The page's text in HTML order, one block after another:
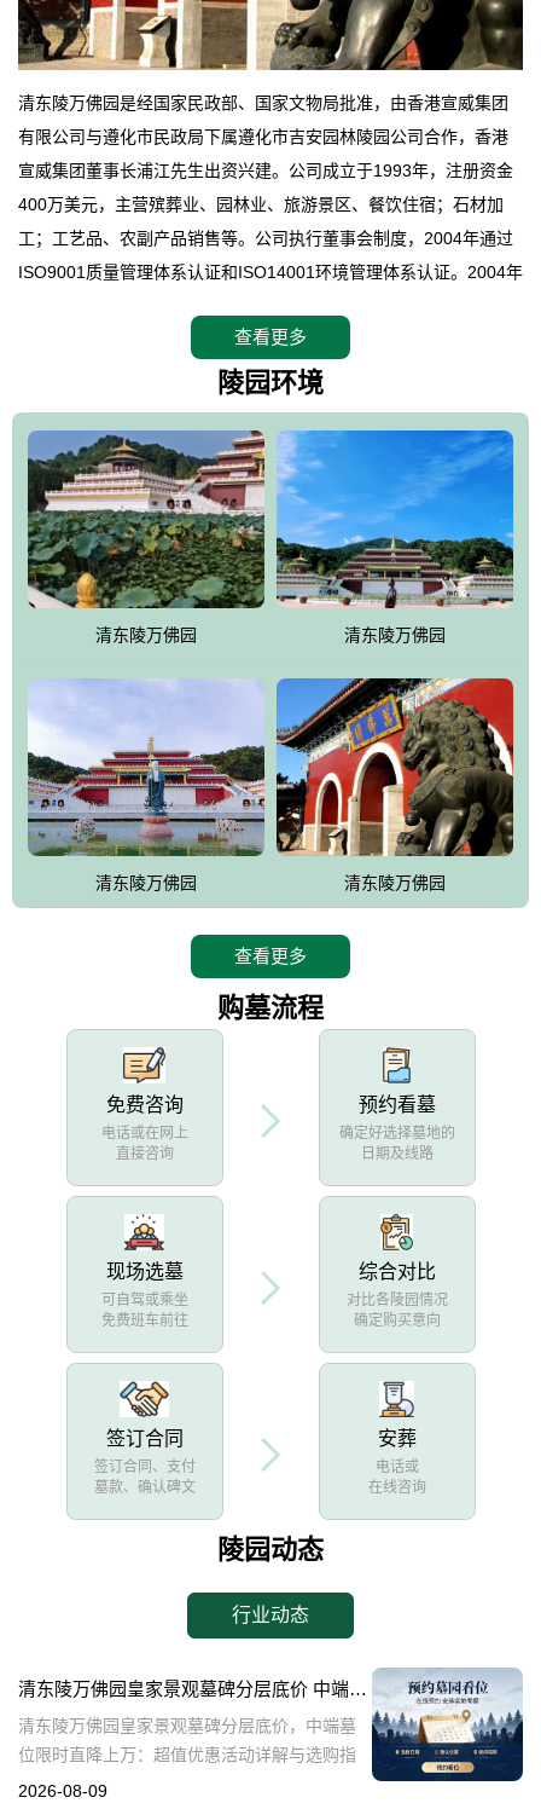
清东陵万佛园是经国家民政部、国家文物局批准，由香港宣威集团
有限公司与遵化市民政局下属遵化市吉安园林陵园公司合作，香港
宣威集团董事长浦江先生出资兴建。公司成立于1993年，注册资金
400万美元，主营殡葬业、园林业、旅游景区、餐饮住宿；石材加
工；工艺品、农副产品销售等。公司执行董事会制度，2004年通过
ISO9001质量管理体系认证和ISO14001环境管理体系认证。2004年
拥有4A级旅游区头衔的花园式陵园，园内建有四星级酒店一座。
万佛园位于遵化市境内，座落在世界文化遗产清东陵地形墙内，地
形绝佳，地理位置优越，交通便利。公司以“建设全国顶级人生后花
园、打造佛教精品旅游圣地”为目标，以海外归侨、国内外知名人士
的墓地安葬、祭祀吊亡并结合旅游参观构成其主要使用功能；以苍
郁绚丽、优雅宜人的园林景观构成其外部形象。通过墓园建设与造
园手法相结合的默契操作，建成一处特色鲜明、服务周全、环境优
美、民族风格突出，与周边文物古迹交相呼应的极具吸引力的花园
式园林。
万佛园工程一期占地448亩，目前完成投资近12亿元人民币，园区采
用全仿古式建筑，寻求与世界文化遗产地清东陵的和谐统一，在园
区建设中寻求陵园建设与景区建设的有机融合，充分发挥独一无二
的地形优势，打造现代艺术园林，建设旅游景观、寺庙、酒店等综
合服务设施，服务于陵园经营，使企业的多元化经营项目相互依
托、相互促进，园区绿化覆盖率达90%。
设计建造各种墓地墓位3万个；主体建筑金宝塔，墓位容量8万个，
能适应不同消费阶层的需求，为客户提供墓碑设计制作服务、特色
查看更多
陵园环境
清东陵万佛园 清东陵万佛园
清东陵万佛园 清东陵万佛园
查看更多
购墓流程
免费咨询
电话或在网上
直接咨询
预约看墓
确定好选择墓地的
日期及线路
现场选墓
可自驾或乘坐
免费班车前往
综合对比
对比各陵园情况
确定购买意向
签订合同
签订合同、支付
墓款、确认碑文
安葬
电话或
在线咨询
陵园动态
行业动态
清东陵万佛园皇家景观墓碑分层底价 中端墓位限时直降上万：超值优惠活动详解与选购指南
清东陵万佛园皇家景观墓碑分层底价，中端墓
位限时直降上万：超值优惠活动详解与选购指
南☎ 清东陵万佛园电话:400-838-5063清东陵
2026-08-09